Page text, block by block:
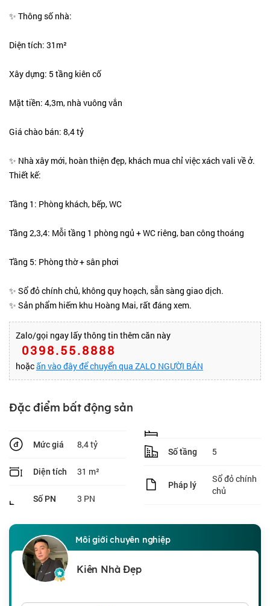
✨ Thông số nhà:
Diện tích: 31m²
Xây dựng: 5 tầng kiên cố
Mặt tiền: 4,3m, nhà vuông vắn
Giá chào bán: 8,4 tỷ
✨ Nhà xây mới, hoàn thiện đẹp, khách mua chỉ việc xách vali về ở.
Thiết kế:
Tầng 1: Phòng khách, bếp, WC
Tầng 2,3,4: Mỗi tầng 1 phòng ngủ + WC riêng, ban công thoáng
Tầng 5: Phòng thờ + sân phơi
✨ Sổ đỏ chính chủ, không quy hoạch, sẵn sàng giao dịch.
✨ Sản phẩm hiếm khu Hoàng Mai, rất đáng xem.
Zalo/gọi ngay lấy thông tin thêm căn này
0398.55.8888
hoặcấn vào đây để chuyển qua ZALO NGƯỜI BÁN
Đặc điểm bất động sản
Mức giá 8,4 tỷ
Diện tích 31 m²
Số PN 3 PN
Số tầng 5
Pháp lý
Sổ đỏ chính
chủ
Môi giới chuyên nghiệp
Kiên Nhà Đẹp